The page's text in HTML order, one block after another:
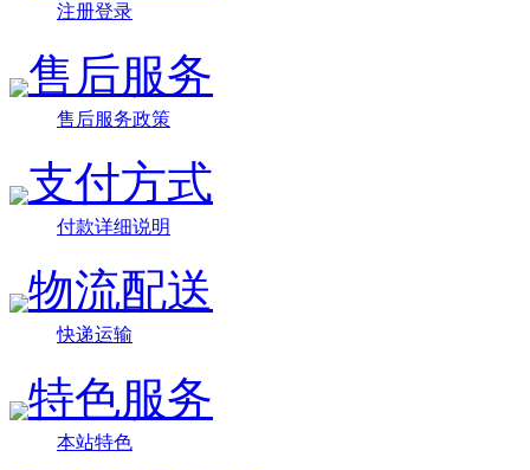
注册登录
售后服务
售后服务政策
支付方式
付款详细说明
物流配送
快递运输
特色服务
本站特色